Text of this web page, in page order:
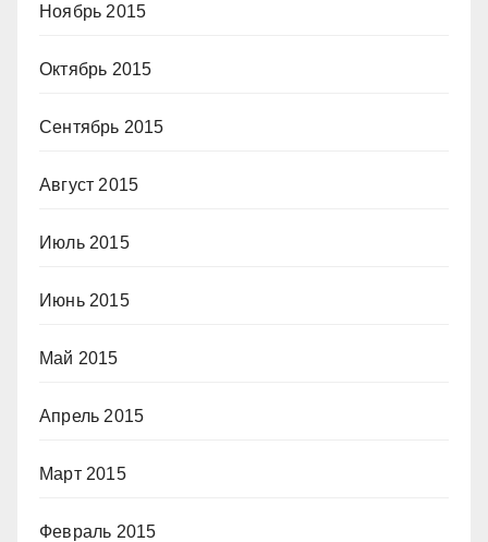
Ноябрь 2015
Октябрь 2015
Сентябрь 2015
Август 2015
Июль 2015
Июнь 2015
Май 2015
Апрель 2015
Март 2015
Февраль 2015